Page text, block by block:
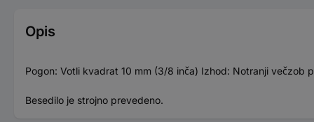
Opis
Pogon: Votli kvadrat 10 mm (3/8 inča) Izhod: Notranji večzob
Besedilo je strojno prevedeno.